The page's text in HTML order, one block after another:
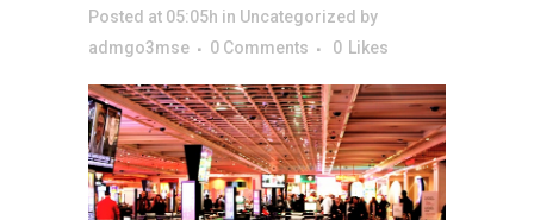
Posted at 05:05h in Uncategorized by
admgo3mse
0 Comments 0 Likes